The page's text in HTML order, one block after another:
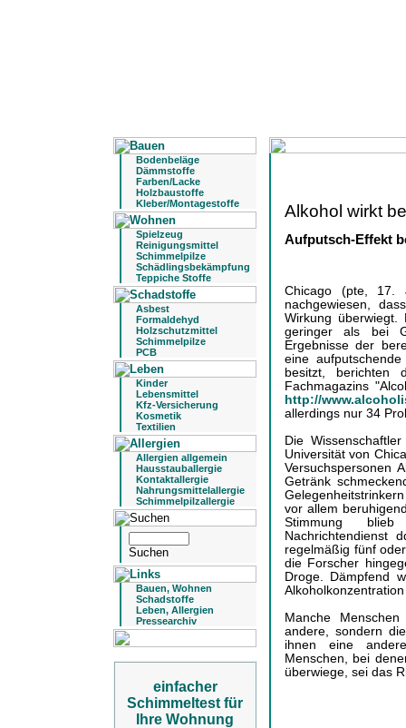
Bodenbeläge
Dämmstoffe
Farben/Lacke
Holzbaustoffe
Kleber/Montagestoffe
Spielzeug
Reinigungsmittel
Schimmelpilze
Schädlingsbekämpfung
Teppiche Stoffe
Asbest
Formaldehyd
Holzschutzmittel
Schimmelpilze
PCB
Kinder
Lebensmittel
Kfz-Versicherung
Kosmetik
Textilien
Allergien allgemein
Hausstauballergie
Kontaktallergie
Nahrungsmittelallergie
Schimmelpilzallergie
Bauen, Wohnen
Schadstoffe
Leben, Allergien
Pressearchiv
einfacher
Schimmeltest für
Ihre Wohnung
Alkohol wirkt
Aufputsch-Effekt
Chicago (pte, 17.
nachgewiesen,
Wirkung
geringer als bei
Ergebnisse der
eine
besitzt, berichten
Fachmagazins
http://
allerdings nur 34
Die
Universität von
Versuchspersonen
Getränk
vor allem
Stimmung
Nachrichtendienst
regelmäßig fünf
die Forscher
Droge. Dämpfend
Manche
andere, sondern
ihnen eine
Menschen, bei
überwiege, sei das